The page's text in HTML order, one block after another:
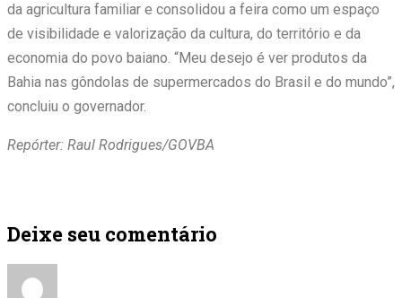
da agricultura familiar e consolidou a feira como um espaço
de visibilidade e valorização da cultura, do território e da
economia do povo baiano. “Meu desejo é ver produtos da
Bahia nas gôndolas de supermercados do Brasil e do mundo”,
concluiu o governador.
Repórter: Raul Rodrigues/GOVBA
Deixe seu comentário